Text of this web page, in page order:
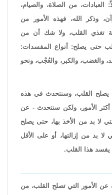
من الصلاة، والصيام،
وذكر الله، فهذه الأمور من
تغذي القلب، ولا شك أن من
حتى يصلح: أنواع المفسدات:
والغضب، والكبر، والعُجْب، ونحو
يصلح القلب، وسنتحدث في هذه
أكثر الأمور، ولكن سنتحدث - عن
لا بد من الأخذ بها، حتى يصلح
بد من إزالتها، أو على الأقل
يفسد هذا القلب.
الأمور التي تصلح القلب، من